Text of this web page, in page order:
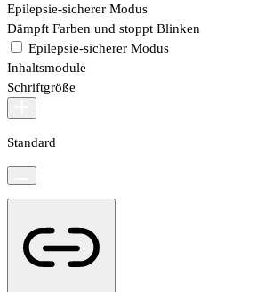
Epilepsie-sicherer Modus
Dämpft Farben und stoppt Blinken
Epilepsie-sicherer Modus
Inhaltsmodule
Schriftgröße
Standard